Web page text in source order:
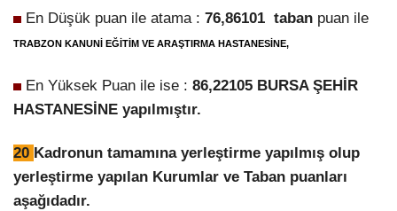
Instagram
TikTok
En Düşük puan ile atama : 76,86101 taban puan ile
TRABZON KANUNİ EĞİTİM VE ARAŞTIRMA HASTANESİNE,
En Yüksek Puan ile ise : 86,22105 BURSA ŞEHİR
HASTANESİNE yapılmıştır.
20 Kadronun tamamına yerleştirme yapılmış olup
yerleştirme yapılan Kurumlar ve Taban puanları
aşağıdadır.